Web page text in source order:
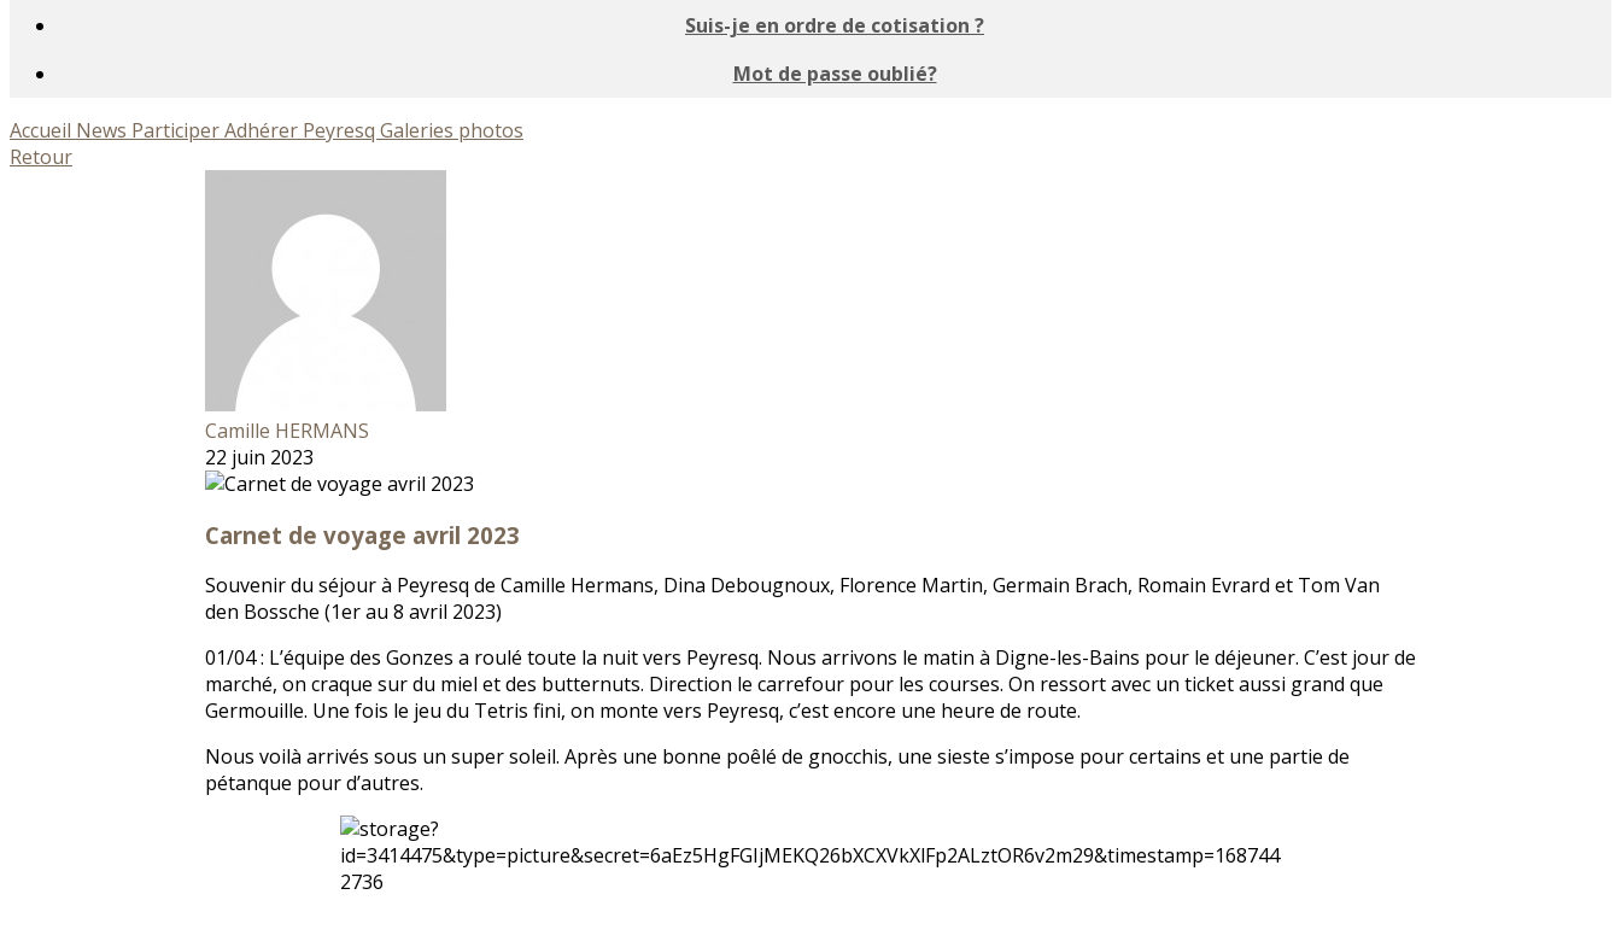
Suis-je en ordre de cotisation ?
Mot de passe oublié?
Accueil News ParticiperAdhérer Peyresq Galeries photos
Retour
Camille HERMANS
22 juin 2023
Carnet de voyage avril 2023
Souvenir du séjour à Peyresq de Camille Hermans, Dina Debougnoux, Florence Martin, Germain Brach, Romain Evrard et Tom Van
den Bossche (1er au 8 avril 2023)
01/04 : L’équipe des Gonzes a roulé toute la nuit vers Peyresq. Nous arrivons le matin à Digne-les-Bains pour le déjeuner. C’est jour de
marché, on craque sur du miel et des butternuts. Direction le carrefour pour les courses. On ressort avec un ticket aussi grand que
Germouille. Une fois le jeu du Tetris fini, on monte vers Peyresq, c’est encore une heure de route.
Nous voilà arrivés sous un super soleil. Après une bonne poêlé de gnocchis, une sieste s’impose pour certains et une partie de
pétanque pour d’autres.